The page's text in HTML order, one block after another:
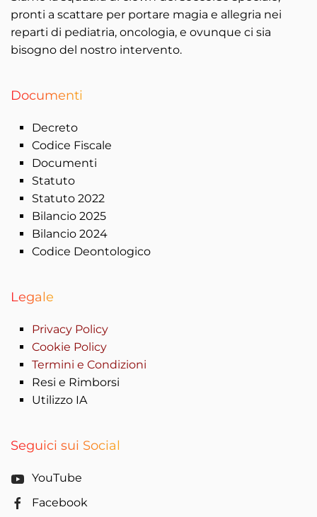
pronti a scattare per portare magia e allegria nei
reparti di pediatria, oncologia, e ovunque ci sia
bisogno del nostro intervento.
Documenti
Decreto
Codice Fiscale
Documenti
Statuto
Statuto 2022
Bilancio 2025
Bilancio 2024
Codice Deontologico
Legale
Privacy Policy
Cookie Policy
Termini e Condizioni
Resi e Rimborsi
Utilizzo IA
Seguici sui Social
YouTube
Facebook